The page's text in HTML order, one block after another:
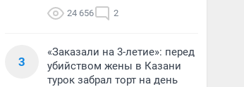
24 656 2
3
«Заказали на 3-летие»: перед
убийством жены в Казани
турок забрал торт на день